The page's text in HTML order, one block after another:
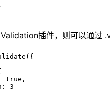
插件，则可以通过
3